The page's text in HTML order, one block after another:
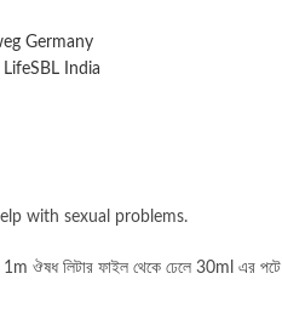
Germany
LifeSBL India
with sexual problems.
ঔষধ লিটার ফাইল থেকে ঢেলে 30ml এর পটে